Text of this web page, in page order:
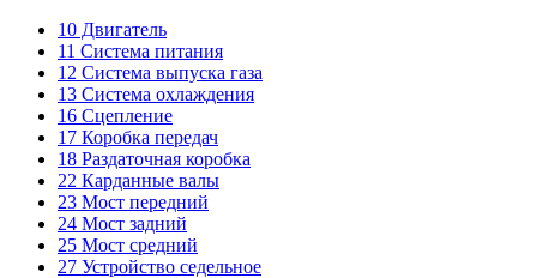
10 Двигатель
11 Система питания
12 Система выпуска газа
13 Система охлаждения
16 Сцепление
17 Коробка передач
18 Раздаточная коробка
22 Карданные валы
23 Мост передний
24 Мост задний
25 Мост средний
27 Устройство седельное